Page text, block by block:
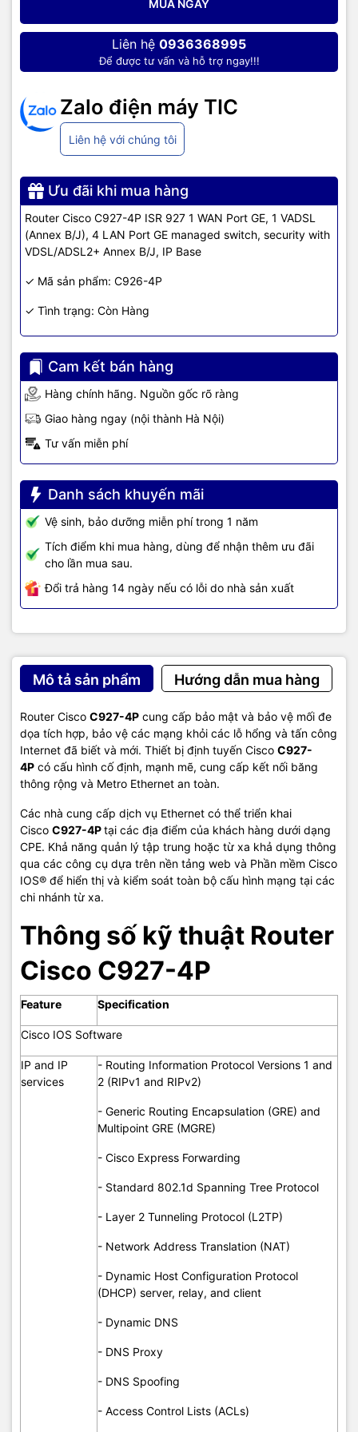
MUA NGAY
Liên hệ 0936368995
Để được tư vấn và hỗ trợ ngay!!!
Zalo điện máy TIC
Liên hệ với chúng tôi
Ưu đãi khi mua hàng
Router Cisco C927-4P ISR 927 1 WAN Port GE, 1 VADSL
(Annex B/J), 4 LAN Port GE managed switch, security with
VDSL/ADSL2+ Annex B/J, IP Base
✓ Mã sản phẩm: C926-4P
✓ Tình trạng: Còn Hàng
Cam kết bán hàng
Hàng chính hãng. Nguồn gốc rõ ràng
Giao hàng ngay (nội thành Hà Nội)
Tư vấn miễn phí
Danh sách khuyến mãi
Vệ sinh, bảo dưỡng miễn phí trong 1 năm
Tích điểm khi mua hàng, dùng để nhận thêm ưu đãi
cho lần mua sau.
Đổi trả hàng 14 ngày nếu có lỗi do nhà sản xuất
Mô tả sản phẩm Hướng dẫn mua hàng
Router Cisco C927-4P cung cấp bảo mật và bảo vệ mối đe
dọa tích hợp, bảo vệ các mạng khỏi các lỗ hổng và tấn công
Internet đã biết và mới. Thiết bị định tuyến Cisco C927-
4P có cấu hình cố định, mạnh mẽ, cung cấp kết nối băng
thông rộng và Metro Ethernet an toàn.
Các nhà cung cấp dịch vụ Ethernet có thể triển khai
Cisco C927-4Ptại các địa điểm của khách hàng dưới dạng
CPE. Khả năng quản lý tập trung hoặc từ xa khả dụng thông
qua các công cụ dựa trên nền tảng web và Phần mềm Cisco
IOS® để hiển thị và kiểm soát toàn bộ cấu hình mạng tại các
chi nhánh từ xa.
Thông số kỹ thuật Router
Cisco C927-4P
Feature Specification
Cisco IOS Software
IP and IP
services
- Routing Information Protocol Versions 1 and
2 (RIPv1 and RIPv2)
- Generic Routing Encapsulation (GRE) and
Multipoint GRE (MGRE)
- Cisco Express Forwarding
- Standard 802.1d Spanning Tree Protocol
- Layer 2 Tunneling Protocol (L2TP)
- Network Address Translation (NAT)
- Dynamic Host Configuration Protocol
(DHCP) server, relay, and client
- Dynamic DNS
- DNS Proxy
- DNS Spoofing
- Access Control Lists (ACLs)
standard DSL Access Multiplexer (DSLAM)
chipsets
Impulse Noise (REIN) and single isolated impulse
noise (SHINE), extended INP delay, G.INP,
physical layer retransmission, Seamless Rate
Adaptation (SRA), and Bitswap
- VDSL2 Persistent Storage Device (PSD)
profiles up to 17a/b with support for spectral
shaping
- VDSL2 vectoring to offer blazing fiber speeds
over copper
Switch
features
(MDI-MDX)
- 25 802.1Q VLANs
- MAC filtering
- Switched Port Analyzer (SPAN)
- Smart ports
- Secure MAC address
- Internet Group Management Protocol Version
3 (IGMPv3) snooping
- 802.1X
Quality of
Service (QoS)
- Weighted Fair Queuing (WFQ)
- Class-Based WFQ (CBWFQ)
- Class-Based Traffic Shaping (CBTS)
- Class-Based Traffic Policing (CBTP)
- Policy-Based Routing (PBR)
- Class of Service (CoS)-to-Differentiated
Services Code Point (DSCP) mapping
- Class-Based Weighted Random Early Detection
(CBWRED)
(NBAR)
- Resource Reservation Protocol (RSVP)
- Real-Time Transport Protocol (RTP) header
compression (cRTP)
- QoS preclassify and prefragmentation
- Hierarchical QoS (HQoS)
- Cisco Configuration Professional
- Cisco Configuration Express
- Cisco IOS Embedded Event Manager (EEM)
- CiscoWorks
Version 3 (SNMPv3), Secure Shell (SSH)
HTTP management